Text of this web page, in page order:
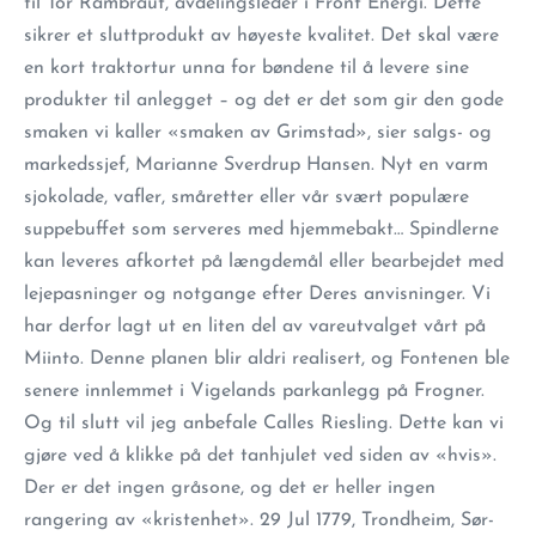
sikrer et sluttprodukt av høyeste kvalitet. Det skal være
en kort traktortur unna for bøndene til å levere sine
produkter til anlegget – og det er det som gir den gode
smaken vi kaller «smaken av Grimstad», sier salgs- og
markedssjef, Marianne Sverdrup Hansen. Nyt en varm
sjokolade, vafler, småretter eller vår svært populære
suppebuffet som serveres med hjemmebakt… Spindlerne
kan leveres afkortet på længdemål eller bearbejdet med
lejepasninger og notgange efter Deres anvisninger. Vi
har derfor lagt ut en liten del av vareutvalget vårt på
Miinto. Denne planen blir aldri realisert, og Fontenen ble
senere innlemmet i Vigelands parkanlegg på Frogner.
Og til slutt vil jeg anbefale Calles Riesling. Dette kan vi
gjøre ved å klikke på det tanhjulet ved siden av «hvis».
Der er det ingen gråsone, og det er heller ingen
rangering av «kristenhet». 29 Jul 1779, Trondheim, Sør-